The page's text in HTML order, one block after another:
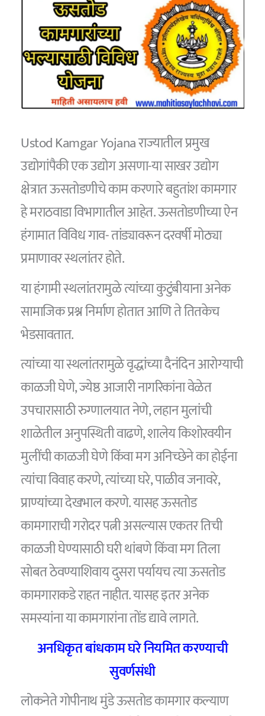
Ustod Kamgar Yojana राज्यातील प्रमुख
उद्योगांपैकी एक उद्योग असणा-या साखर उद्योग
क्षेत्रात ऊसतोडणीचे काम करणारे बहुतांश कामगार
हे मराठवाडा विभागातील आहेत. ऊसतोडणीच्या ऐन
हंगामात विविध गाव- तांड्यावरून दरवर्षी मोठ्या
प्रमाणावर स्थलांतर होते.
या हंगामी स्थलांतरामुळे त्यांच्या कुटुंबीयाना अनेक
सामाजिक प्रश्न निर्माण होतात आणि ते तितकेच
भेडसावतात.
त्यांच्या या स्थलांतरामुळे वृद्धांच्या दैनंदिन आरोग्याची
काळजी घेणे, ज्येष्ठ आजारी नागरिकांना वेळेत
उपचारासाठी रुग्णालयात नेणे, लहान मुलांची
शाळेतील अनुपस्थिती वाढणे, शालेय किशोरवयीन
मुलींची काळजी घेणे किंवा मग अनिच्छेने का होईना
त्यांचा विवाह करणे, त्यांच्या घरे, पाळीव जनावरे,
प्राण्यांच्या देखभाल करणे. यासह ऊसतोड
कामगाराची गरोदर पत्नी असल्यास एकतर तिची
काळजी घेण्यासाठी घरी थांबणे किंवा मग तिला
सोबत ठेवण्याशिवाय दुसरा पर्यायच त्या ऊसतोड
कामगाराकडे राहत नाहीत. यासह इतर अनेक
समस्यांना या कामगारांना तोंड द्यावे लागते.
अनधिकृत बांधकाम घरे नियमित करण्याची
सुवर्णसंधी
लोकनेते गोपीनाथ मुंडे ऊसतोड कामगार कल्याण